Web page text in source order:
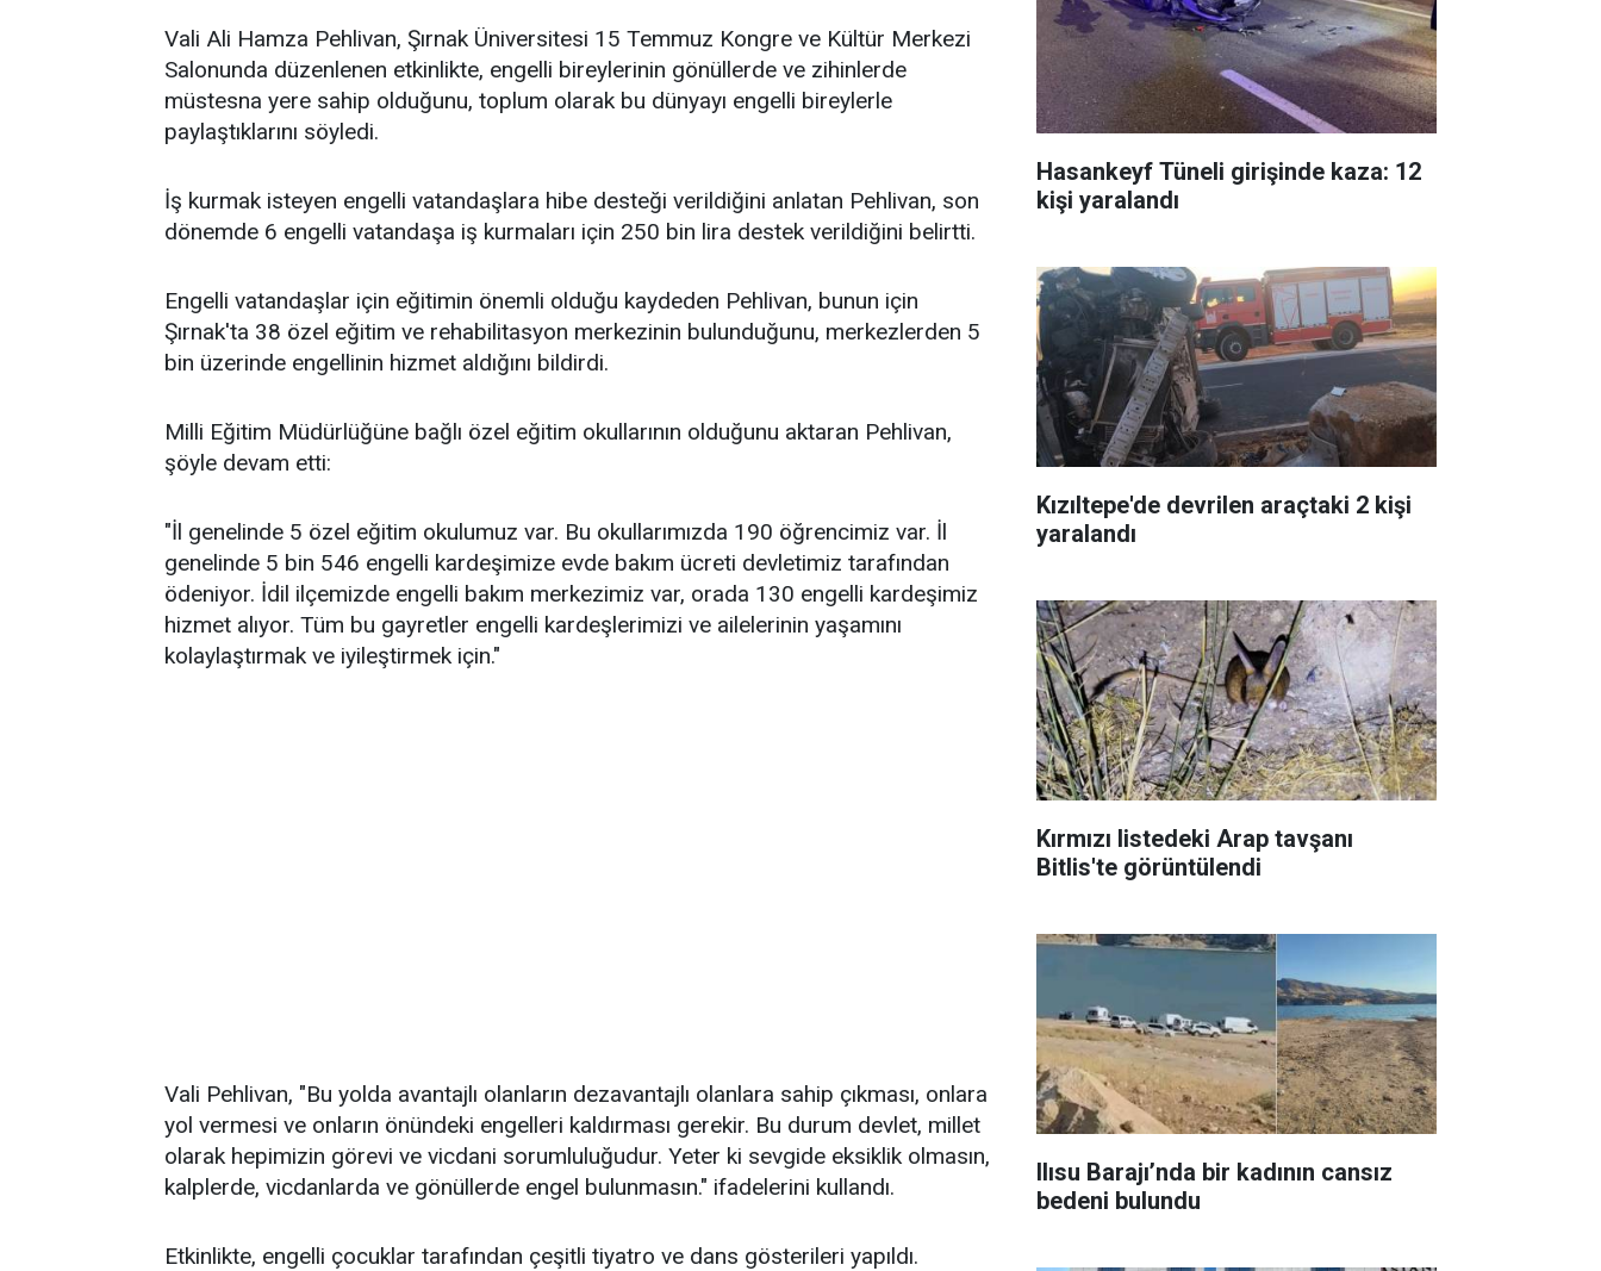
Vali Ali Hamza Pehlivan, Şırnak Üniversitesi 15 Temmuz Kongre ve Kültür Merkezi
Salonunda düzenlenen etkinlikte, engelli bireylerinin gönüllerde ve zihinlerde
müstesna yere sahip olduğunu, toplum olarak bu dünyayı engelli bireylerle
paylaştıklarını söyledi.
İş kurmak isteyen engelli vatandaşlara hibe desteği verildiğini anlatan Pehlivan, son
dönemde 6 engelli vatandaşa iş kurmaları için 250 bin lira destek verildiğini belirtti.
Engelli vatandaşlar için eğitimin önemli olduğu kaydeden Pehlivan, bunun için
Şırnak'ta 38 özel eğitim ve rehabilitasyon merkezinin bulunduğunu, merkezlerden 5
bin üzerinde engellinin hizmet aldığını bildirdi.
Milli Eğitim Müdürlüğüne bağlı özel eğitim okullarının olduğunu aktaran Pehlivan,
şöyle devam etti:
"İl genelinde 5 özel eğitim okulumuz var. Bu okullarımızda 190 öğrencimiz var. İl
genelinde 5 bin 546 engelli kardeşimize evde bakım ücreti devletimiz tarafından
ödeniyor. İdil ilçemizde engelli bakım merkezimiz var, orada 130 engelli kardeşimiz
hizmet alıyor. Tüm bu gayretler engelli kardeşlerimizi ve ailelerinin yaşamını
kolaylaştırmak ve iyileştirmek için."
Vali Pehlivan, "Bu yolda avantajlı olanların dezavantajlı olanlara sahip çıkması, onlara
yol vermesi ve onların önündeki engelleri kaldırması gerekir. Bu durum devlet, millet
olarak hepimizin görevi ve vicdani sorumluluğudur. Yeter ki sevgide eksiklik olmasın,
kalplerde, vicdanlarda ve gönüllerde engel bulunmasın." ifadelerini kullandı.
Etkinlikte, engelli çocuklar tarafından çeşitli tiyatro ve dans gösterileri yapıldı.
Hasankeyf Tüneli girişinde kaza: 12
kişi yaralandı
Kızıltepe'de devrilen araçtaki 2 kişi
yaralandı
Kırmızı listedeki Arap tavşanı
Bitlis'te görüntülendi
Ilısu Barajı’nda bir kadının cansız
bedeni bulundu